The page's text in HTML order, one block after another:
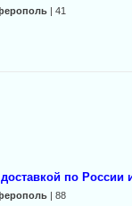
| 41
по России
| 88